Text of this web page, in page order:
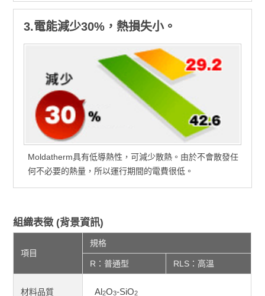
3.電能減少30%，熱損失小。
Moldatherm具有低導熱性，可減少散熱。由於不會散發任
何不必要的熱量，所以運行期間的電費很低。
組織表徵 (背景資訊)
項目
規格
R：普通型 RLS：高溫
材料品質 Al2O3-SiO2